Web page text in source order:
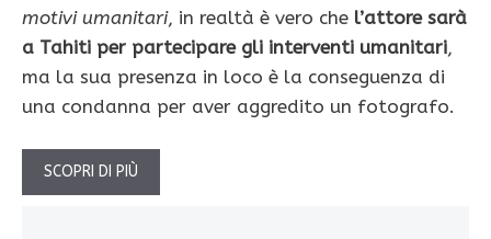
motivi umanitari, in realtà è vero che l’attore sarà
a Tahiti per partecipare gli interventi umanitari,
ma la sua presenza in loco è la conseguenza di
una condanna per aver aggredito un fotografo.
SCOPRI DI PIÙ